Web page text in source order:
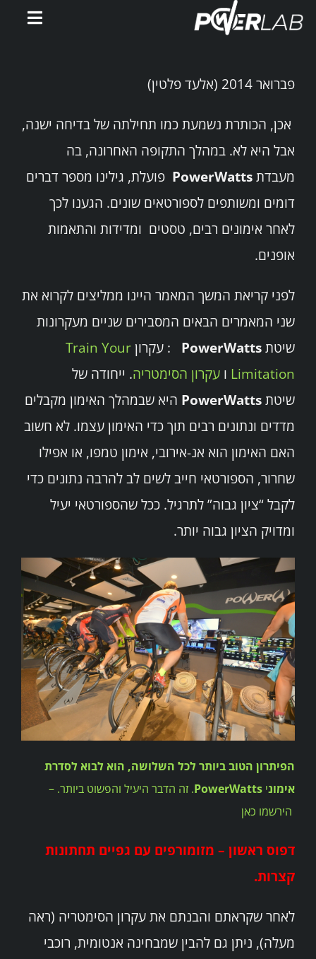
Skip
אלעד פלטין
המלצות
מאמרים
מרכזי הפעילות
פברואר 2014 (אלעד פלטין)
אכן, הכותרת נשמעת כמו תחילתה של בדיחה ישנה,
אבל היא לא. במהלך התקופה האחרונה, בה
מעבדת PowerWatts פועלת, גילינו מספר דברים
דומים ומשותפים לספורטאים שונים. הגענו לכך
לאחר אימונים רבים, טסטים ומדידות והתאמות
אופנים.
לפני קריאת המשך המאמר היינו ממליצים לקרוא את
שני המאמרים הבאים המסבירים שניים מעקרונות
שיטת PowerWatts : עקרון Train Your
Limitation ו עקרון הסימטריה. ייחודה של
שיטת PowerWatts היא שבמהלך האימון מקבלים
מדדים ונתונים רבים תוך כדי האימון עצמו. לא חשוב
האם האימון הוא אנ-אירובי, אימון טמפו, או אפילו
שחרור, הספורטאי חייב לשים לב להרבה נתונים כדי
לקבל “ציון גבוה” לתרגיל. ככל שהספורטאי יעיל
ומדויק הציון גבוה יותר.
הפיתרון הטוב ביותר לכל השלושה, הוא לבוא לסדרת
אימוני PowerWatts
. זה הדבר היעיל והפשוט ביותר. –
הירשמו כאן
דפוס ראשון – מזומורפים עם גפיים תחתונות
קצרות.
לאחר שקראתם והבנתם את עקרון הסימטריה (ראה
מעלה), ניתן גם להבין שמבחינה אנטומית, רוכבי